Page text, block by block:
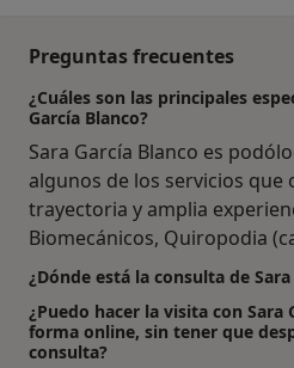
Preguntas frecuentes
¿Cuáles son las principales
García Blanco?
Sara García Blanco es
algunos de los servicios que
trayectoria y amplia
Biomecánicos, Quiropodia
¿Dónde está la consulta de
¿Puedo hacer la visita con Sara
forma online, sin tener que
consulta?